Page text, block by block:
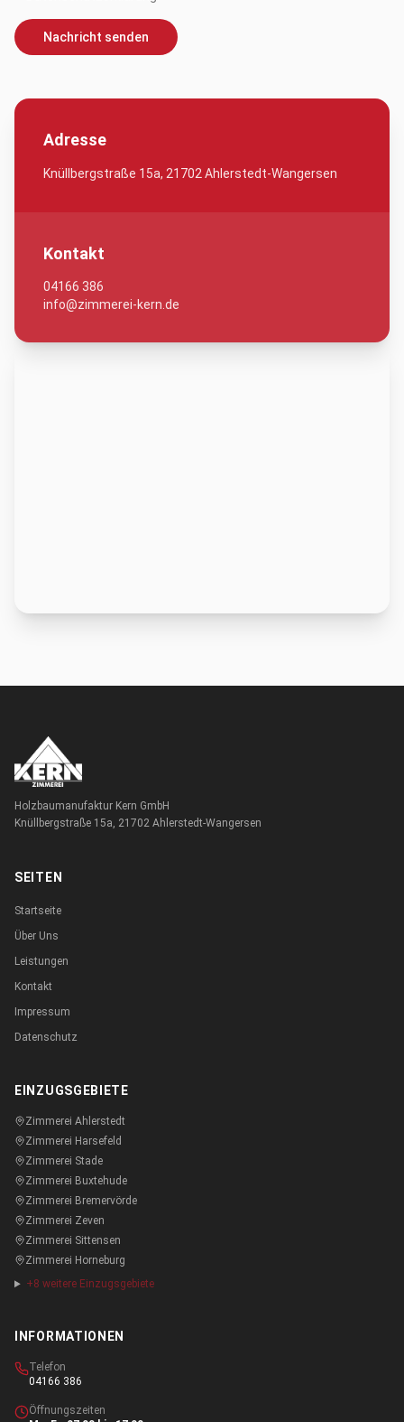
Nachricht senden
Adresse
Knüllbergstraße 15a, 21702 Ahlerstedt-Wangersen
Kontakt
04166 386
info@zimmerei-kern.de
Holzbaumanufaktur Kern GmbH
Knüllbergstraße 15a, 21702 Ahlerstedt-Wangersen
SEITEN
Startseite
Über Uns
Leistungen
Kontakt
Impressum
Datenschutz
EINZUGSGEBIETE
Zimmerei Ahlerstedt
Zimmerei Harsefeld
Zimmerei Stade
Zimmerei Buxtehude
Zimmerei Bremervörde
Zimmerei Zeven
Zimmerei Sittensen
Zimmerei Horneburg
+8 weitere Einzugsgebiete
INFORMATIONEN
Telefon
04166 386
Öffnungszeiten